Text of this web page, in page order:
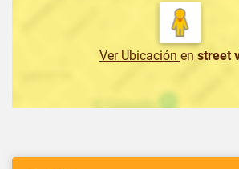
Ver Ubicación en street